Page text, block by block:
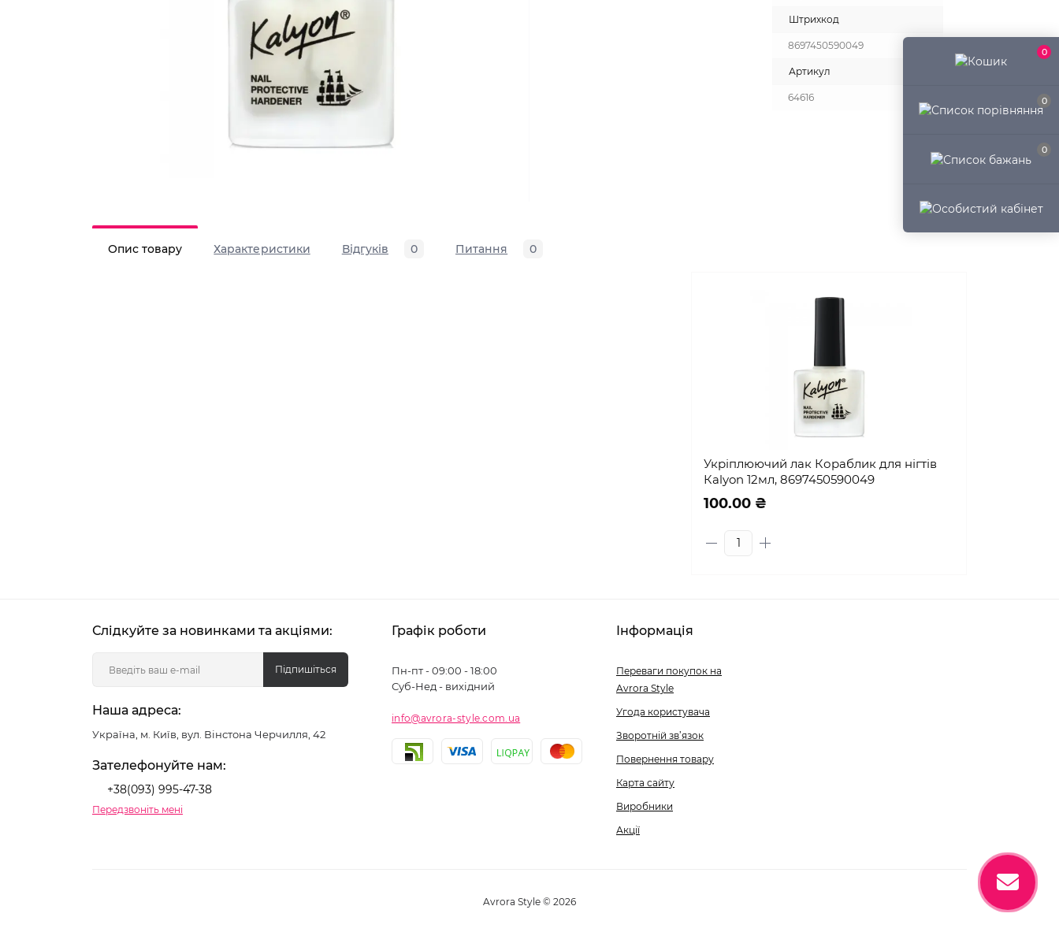
0
0
0
Штрихкод
8697450590049
Артикул
64616
Опис товару Характеристики Відгуків 0 Питання 0
Укріплюючий лак Кораблик для нігтів
Кalyon 12мл, 8697450590049
100.00 ₴
Слідкуйте за новинками та акціями:
Підпишіться
Наша адреса:
Україна, м. Київ, вул. Вінстона Черчилля, 42
Зателефонуйте нам:
+38(093) 995-47-38
Передзвоніть мені
Графік роботи
Пн-пт - 09:00 - 18:00
Суб-Нед - вихідний
info@avrora-style.com.ua
Інформація
Переваги покупок на
Avrora Style
Угода користувача
Зворотній зв’язок
Повернення товару
Карта сайту
Виробники
Акції
Avrora Style © 2026